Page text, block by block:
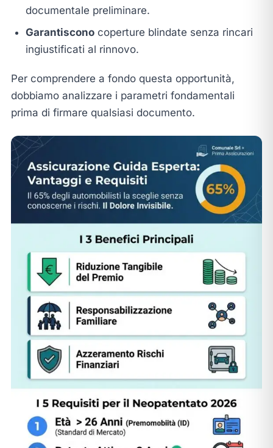
documentale preliminare.
Garantisconocoperture blindate senza rincari
ingiustificati al rinnovo.
Per comprendere a fondo questa opportunità,
dobbiamo analizzare i parametri fondamentali
prima di firmare qualsiasi documento.